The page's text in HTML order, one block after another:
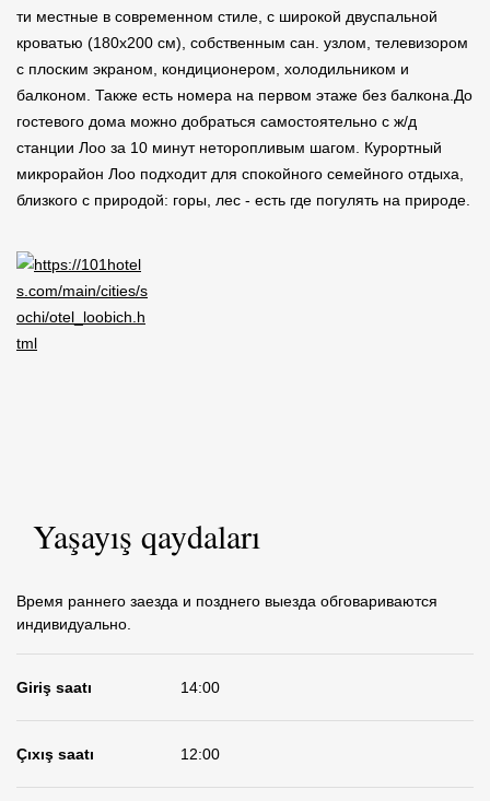
ти местные в современном стиле, с широкой двуспальной
кроватью (180х200 см), собственным сан. узлом, телевизором
с плоским экраном, кондиционером, холодильником и
балконом. Также есть номера на первом этаже без балкона.До
гостевого дома можно добраться самостоятельно с ж/д
станции Лоо за 10 минут неторопливым шагом. Курортный
микрорайон Лоо подходит для спокойного семейного отдыха,
близкого с природой: горы, лес - есть где погулять на природе.
Yaşayış qaydaları
Время раннего заезда и позднего выезда обговариваются
индивидуально.
Giriş saatı 14:00
Çıxış saatı 12:00